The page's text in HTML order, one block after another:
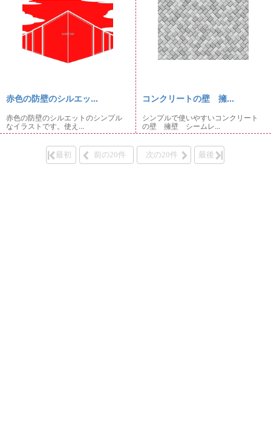
赤色の防壁のシルエッ...
赤色の防壁のシルエットのシンプル
なイラストです。使え...
コンクリートの壁 擁...
シンプルで使いやすいコンクリート
の壁 擁壁 シームレ...
最初 前の20件 次の20件 最後